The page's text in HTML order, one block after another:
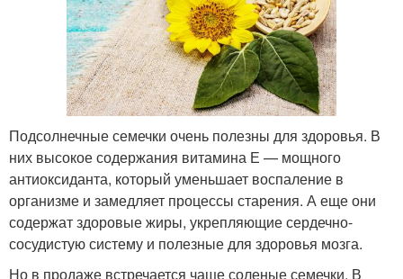
Подсолнечные семечки очень полезны для здоровья. В
них высокое содержания витамина Е — мощного
антиоксиданта, который уменьшает воспаление в
организме и замедляет процессы старения. А еще они
содержат здоровые жиры, укрепляющие сердечно-
сосудистую систему и полезные для здоровья мозга.
Но в продаже встречается чаще соленые семечки. В